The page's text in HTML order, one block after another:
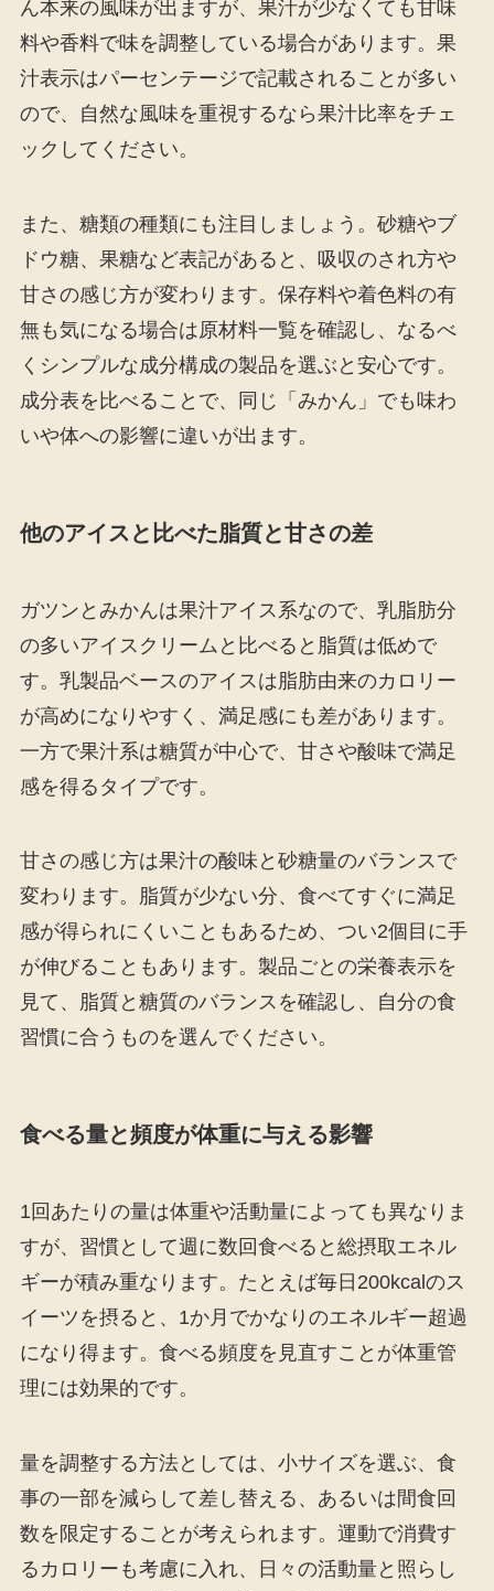
ん本来の風味が出ますが、果汁が少なくても甘味
料や香料で味を調整している場合があります。果
汁表示はパーセンテージで記載されることが多い
ので、自然な風味を重視するなら果汁比率をチェ
ックしてください。
また、糖類の種類にも注目しましょう。砂糖やブ
ドウ糖、果糖など表記があると、吸収のされ方や
甘さの感じ方が変わります。保存料や着色料の有
無も気になる場合は原材料一覧を確認し、なるべ
くシンプルな成分構成の製品を選ぶと安心です。
成分表を比べることで、同じ「みかん」でも味わ
いや体への影響に違いが出ます。
他のアイスと比べた脂質と甘さの差
ガツンとみかんは果汁アイス系なので、乳脂肪分
の多いアイスクリームと比べると脂質は低めで
す。乳製品ベースのアイスは脂肪由来のカロリー
が高めになりやすく、満足感にも差があります。
一方で果汁系は糖質が中心で、甘さや酸味で満足
感を得るタイプです。
甘さの感じ方は果汁の酸味と砂糖量のバランスで
変わります。脂質が少ない分、食べてすぐに満足
感が得られにくいこともあるため、つい2個目に手
が伸びることもあります。製品ごとの栄養表示を
見て、脂質と糖質のバランスを確認し、自分の食
習慣に合うものを選んでください。
食べる量と頻度が体重に与える影響
1回あたりの量は体重や活動量によっても異なりま
すが、習慣として週に数回食べると総摂取エネル
ギーが積み重なります。たとえば毎日200kcalのス
イーツを摂ると、1か月でかなりのエネルギー超過
になり得ます。食べる頻度を見直すことが体重管
理には効果的です。
量を調整する方法としては、小サイズを選ぶ、食
事の一部を減らして差し替える、あるいは間食回
数を限定することが考えられます。運動で消費す
るカロリーも考慮に入れ、日々の活動量と照らし